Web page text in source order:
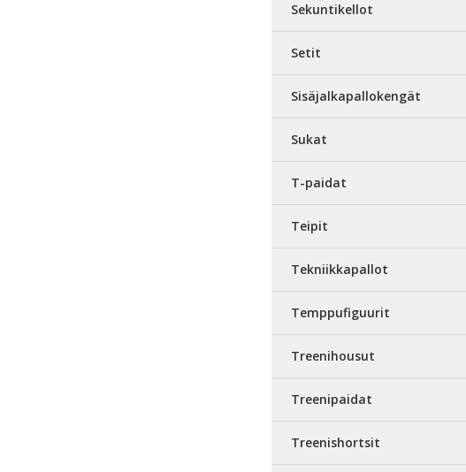
Sekuntikellot
Setit
Sisäjalkapallokengät
Sukat
T-paidat
Teipit
Tekniikkapallot
Temppufiguurit
Treenihousut
Treenipaidat
Treenishortsit